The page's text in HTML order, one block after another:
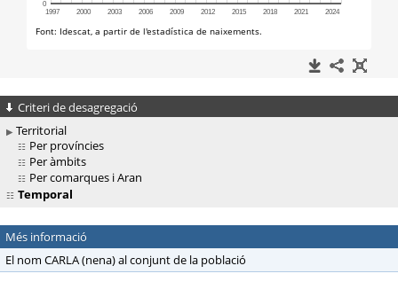
Criteri de desagregació
Territorial
Per províncies
Per àmbits
Per comarques i Aran
Temporal
Més informació
El nom CARLA (nena) al conjunt de la població